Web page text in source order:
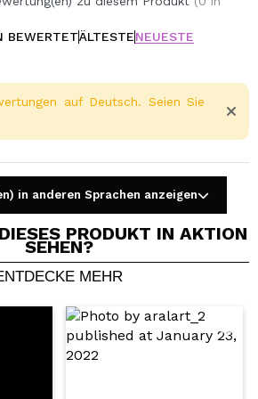
BEWERTETÄLTESTENEUESTE
Video oder Foto teilen
das erste sein. Stell es dir vor...
Kauf empfehlen?
auf Deutsch. Seien Sie
in anderen Sprachen anzeigen
PRODUKT IN AKTION
SEHEN?
MEHR